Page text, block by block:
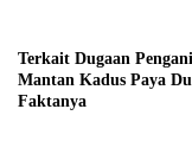
Terkait Dugaan
Mantan Kadus Paya
Faktanya